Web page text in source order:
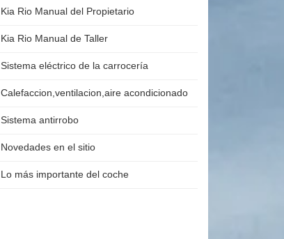
Kia Rio Manual del Propietario
Kia Rio Manual de Taller
Sistema eléctrico de la carrocería
Calefaccion,ventilacion,aire acondicionado
Sistema antirrobo
Novedades en el sitio
Lo más importante del coche